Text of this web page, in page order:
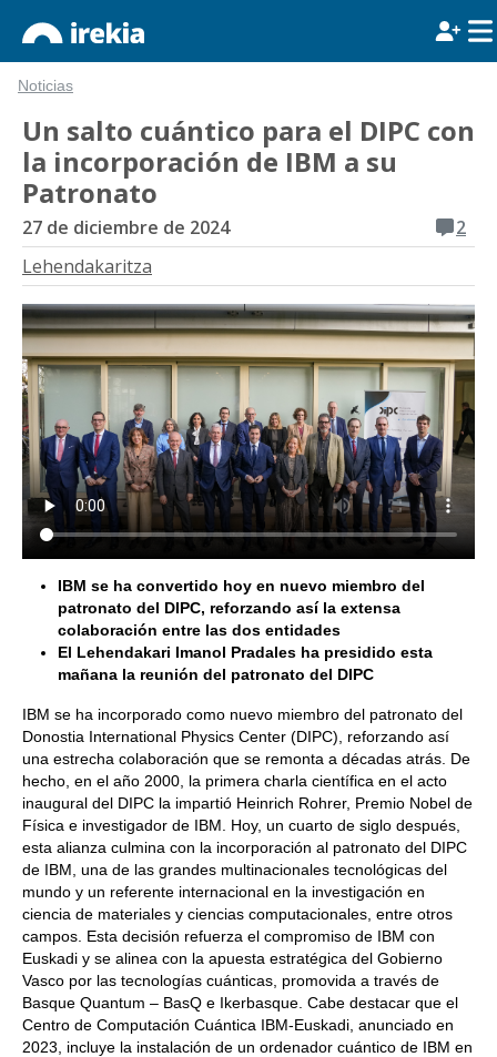
Noticias
Un salto cuántico para el DIPC con
la incorporación de IBM a su
Patronato
27 de diciembre de 2024
2
Lehendakaritza
IBM se ha convertido hoy en nuevo miembro del
patronato del DIPC, reforzando así la extensa
colaboración entre las dos entidades
El Lehendakari Imanol Pradales ha presidido esta
mañana la reunión del patronato del DIPC
IBM se ha incorporado como nuevo miembro del patronato del
Donostia International Physics Center (DIPC), reforzando así
una estrecha colaboración que se remonta a décadas atrás. De
hecho, en el año 2000, la primera charla científica en el acto
inaugural del DIPC la impartió Heinrich Rohrer, Premio Nobel de
Física e investigador de IBM. Hoy, un cuarto de siglo después,
esta alianza culmina con la incorporación al patronato del DIPC
de IBM, una de las grandes multinacionales tecnológicas del
mundo y un referente internacional en la investigación en
ciencia de materiales y ciencias computacionales, entre otros
campos. Esta decisión refuerza el compromiso de IBM con
Euskadi y se alinea con la apuesta estratégica del Gobierno
Vasco por las tecnologías cuánticas, promovida a través de
Basque Quantum – BasQ e Ikerbasque. Cabe destacar que el
Centro de Computación Cuántica IBM-Euskadi, anunciado en
2023, incluye la instalación de un ordenador cuántico de IBM en